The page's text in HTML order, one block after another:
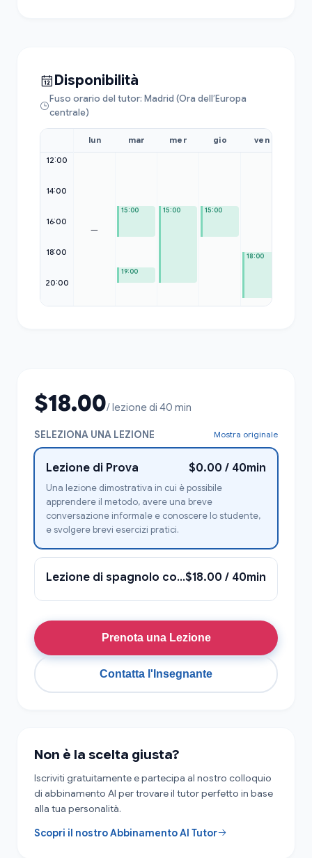
Disponibilità
Fuso orario del tutor: Madrid (Ora dell’Europa
centrale)
12:00
14:00
16:00
18:00
20:00
lun
—
mar
15:00
19:00
mer
15:00
gio
15:00
ven
18:00
$18.00/ lezione di 40 min
SELEZIONA UNA LEZIONE Mostra originale
Lezione di Prova $0.00 / 40min
Una lezione dimostrativa in cui è possibile
apprendere il metodo, avere una breve
conversazione informale e conoscere lo studente,
e svolgere brevi esercizi pratici.
Lezione di spagnolo con Anna$18.00 / 40min
Prenota una Lezione
Contatta l'Insegnante
Non è la scelta giusta?
Iscriviti gratuitamente e partecipa al nostro colloquio
di abbinamento AI per trovare il tutor perfetto in base
alla tua personalità.
Scopri il nostro Abbinamento AI Tutor